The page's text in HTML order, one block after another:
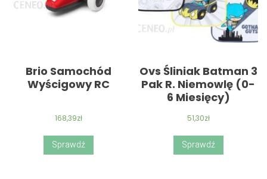
Brio Samochód
Wyścigowy RC
168,39zł
Sprawdź
Ovs Śliniak Batman 3
Pak R. Niemowlę (0-
6 Miesięcy)
51,30zł
Sprawdź